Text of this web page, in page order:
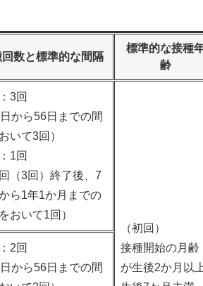
数と標準的な間隔
標準的な接種
齢
3回
日から56日までの間
いて3回）
1回
回（3回）終了後、7
ら1年1か月までの
おいて1回）
（初回）
接種開始の月齢
が生後2か月以
2回
日から56日までの間